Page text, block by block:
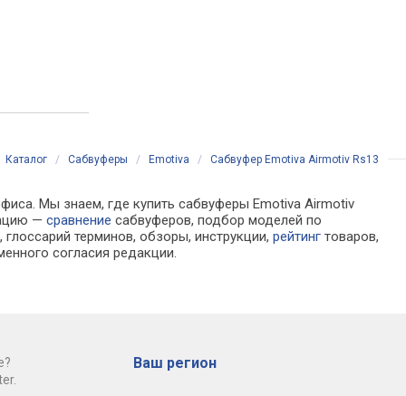
Каталог / Сабвуферы / Emotiva / Сабвуфер Emotiva Airmotiv Rs13
Мы знаем, где купить сабвуферы Emotiva Airmotiv
—сравнение сабвуферов, подбор моделей по
терминов, обзоры, инструкции,рейтинг товаров,
согласия редакции.
Ваш регион